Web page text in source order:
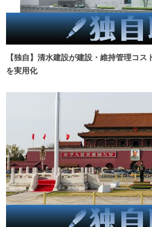
【独自】清水建設が建設・維持管理コ
を実用化